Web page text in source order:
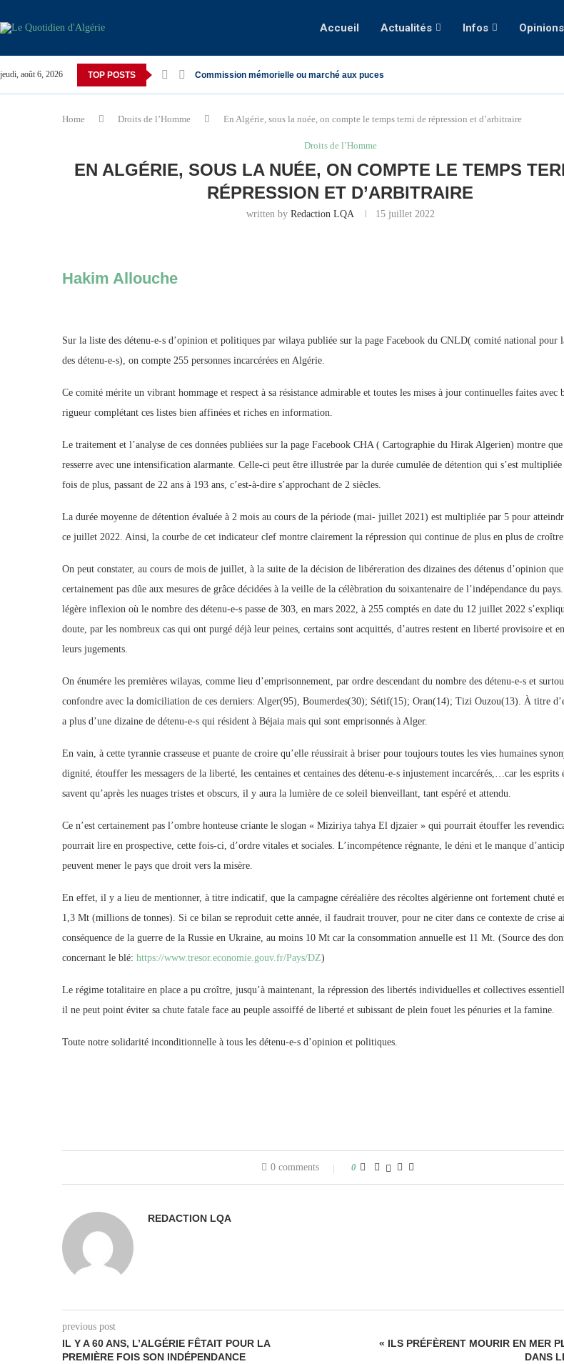
Accueil Actualités Infos Opinions
jeudi, août 6, 2026 TOP POSTS Commission mémorielle ou marché aux puces
Home Droits de l’Homme En Algérie, sous la nuée, on compte le temps terni de répression et d’arbitraire
Droits de l’Homme
EN ALGÉRIE, SOUS LA NUÉE, ON COMPTE LE TEMPS
RÉPRESSION ET D’ARBITRAIRE
written by Redaction LQA 15 juillet 2022
Hakim Allouche
Sur la liste des détenu-e-s d’opinion et politiques par wilaya publiée sur la page Facebook du CNLD( comité national pour
des détenu-e-s), on compte 255 personnes incarcérées en Algérie.
Ce comité mérite un vibrant hommage et respect à sa résistance admirable et toutes les mises à jour continuelles faites avec
rigueur complétant ces listes bien affinées et riches en information.
Le traitement et l’analyse de ces données publiées sur la page Facebook CHA ( Cartographie du Hirak Algerien) montre que
resserre avec une intensification alarmante. Celle-ci peut être illustrée par la durée cumulée de détention qui s’est multipliée
fois de plus, passant de 22 ans à 193 ans, c’est-à-dire s’approchant de 2 siècles.
La durée moyenne de détention évaluée à 2 mois au cours de la période (mai- juillet 2021) est multipliée par 5 pour
ce juillet 2022. Ainsi, la courbe de cet indicateur clef montre clairement la répression qui continue de plus en plus de
On peut constater, au cours de mois de juillet, à la suite de la décision de libéreration des dizaines des détenus d’opinion
certainement pas dûe aux mesures de grâce décidées à la veille de la célèbration du soixantenaire de l’indépendance du
légère inflexion où le nombre des détenu-e-s passe de 303, en mars 2022, à 255 comptés en date du 12 juillet 2022
doute, par les nombreux cas qui ont purgé déjà leur peines, certains sont acquittés, d’autres restent en liberté provisoire et
leurs jugements.
On énumére les premières wilayas, comme lieu d’emprisonnement, par ordre descendant du nombre des détenu-e-s et
confondre avec la domiciliation de ces derniers: Alger(95), Boumerdes(30); Sétif(15); Oran(14); Tizi Ouzou(13). À titre
a plus d’une dizaine de détenu-e-s qui résident à Béjaia mais qui sont emprisonnés à Alger.
En vain, à cette tyrannie crasseuse et puante de croire qu’elle réussirait à briser pour toujours toutes les vies humaines
dignité, étouffer les messagers de la liberté, les centaines et centaines des détenu-e-s injustement incarcérés,…car les esprits
savent qu’après les nuages tristes et obscurs, il y aura la lumière de ce soleil bienveillant, tant espéré et attendu.
Ce n’est certainement pas l’ombre honteuse criante le slogan « Miziriya tahya El djzaier » qui pourrait étouffer les
pourrait lire en prospective, cette fois-ci, d’ordre vitales et sociales. L’incompétence régnante, le déni et le manque
peuvent mener le pays que droit vers la misère.
En effet, il y a lieu de mentionner, à titre indicatif, que la campagne céréalière des récoltes algérienne ont fortement chuté
1,3 Mt (millions de tonnes). Si ce bilan se reproduit cette année, il faudrait trouver, pour ne citer dans ce contexte de crise
conséquence de la guerre de la Russie en Ukraine, au moins 10 Mt car la consommation annuelle est 11 Mt. (Source des
concernant le blé: https://www.tresor.economie.gouv.fr/Pays/DZ)
Le régime totalitaire en place a pu croître, jusqu’à maintenant, la répression des libertés individuelles et collectives
il ne peut point éviter sa chute fatale face au peuple assoiffé de liberté et subissant de plein fouet les pénuries et la famine.
Toute notre solidarité inconditionnelle à tous les détenu-e-s d’opinion et politiques.
0 comments 0
REDACTION LQA
previous post
IL Y A 60 ANS, L’ALGÉRIE FÊTAIT POUR LA
PREMIÈRE FOIS SON INDÉPENDANCE
« ILS PRÉFÈRENT MOURIR EN MER
DANS